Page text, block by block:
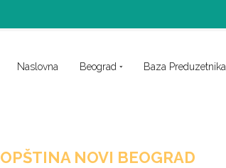
Naslovna Beograd Baza Preduzetnika
OPŠTINA NOVI BEOGRAD